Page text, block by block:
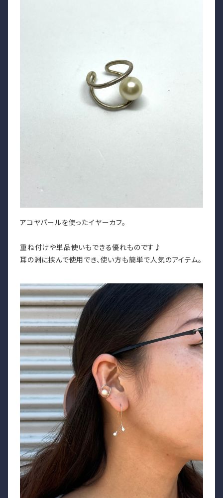
アコヤパールを使ったイヤーカフ。
重ね付けや単品使いもできる優れものです♪
耳の淵に挟んで使用でき、使い方も簡単で人気のアイテム。